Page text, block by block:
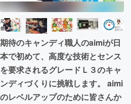
映像・映画
ビジネス・起業
まちづくり・地域活性化
CAMPFIRE for Social Good
期待のキャンディ職人のaimiが日
本で初めて、高度な技術とセンス
を要求されるグレードＬ３のキャ
ンディづくりに挑戦します。 aimi
のレベルアップのために皆さんか